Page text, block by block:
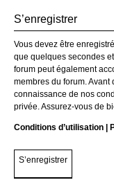
S’enregistrer
Vous devez être
que quelques secondes
forum peut également
membres du forum. Avant
connaissance de nos
privée. Assurez-vous de
Conditions d’utilisation
S’enregistrer